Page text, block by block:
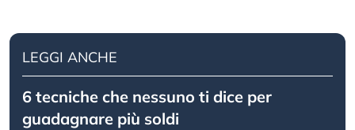
LEGGI ANCHE
6 tecniche che nessuno ti dice per
guadagnare più soldi